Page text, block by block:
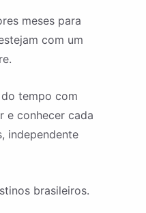
meses para
com um
tempo com
e conhecer cada
independente
brasileiros.